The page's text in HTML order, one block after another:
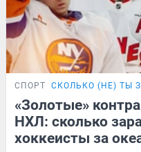
СПОРТ СКОЛЬКО (НЕ) ТЫ
«Золотые»
НХЛ: сколько
хоккеисты за